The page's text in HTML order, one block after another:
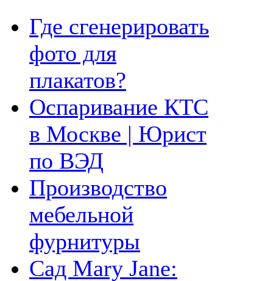
Где сгенерировать
фото для
плакатов?
Оспаривание КТС
в Москве | Юрист
по ВЭД
Производство
мебельной
фурнитуры
Сад Mary Jane: